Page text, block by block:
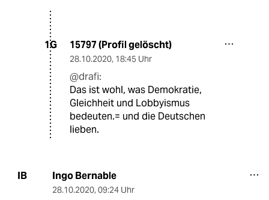
1G 15797 (Profil gelöscht)
28.10.2020, 18:45 Uhr
@drafi:
Das ist wohl, was Demokratie,
Gleichheit und Lobbyismus
bedeuten.= und die Deutschen
lieben.
IB Ingo Bernable
28.10.2020, 09:24 Uhr